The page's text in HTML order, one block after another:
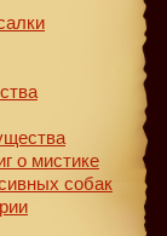
о мистике
собак